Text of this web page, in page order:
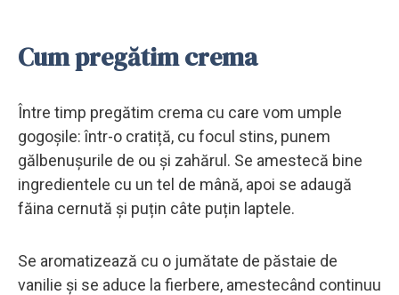
Cum pregătim crema
Între timp pregătim crema cu care vom umple
gogoșile: într-o cratiță, cu focul stins, punem
gălbenușurile de ou și zahărul. Se amestecă bine
ingredientele cu un tel de mână, apoi se adaugă
făina cernută și puțin câte puțin laptele.
Se aromatizează cu o jumătate de păstaie de
vanilie și se aduce la fierbere, amestecând continuu